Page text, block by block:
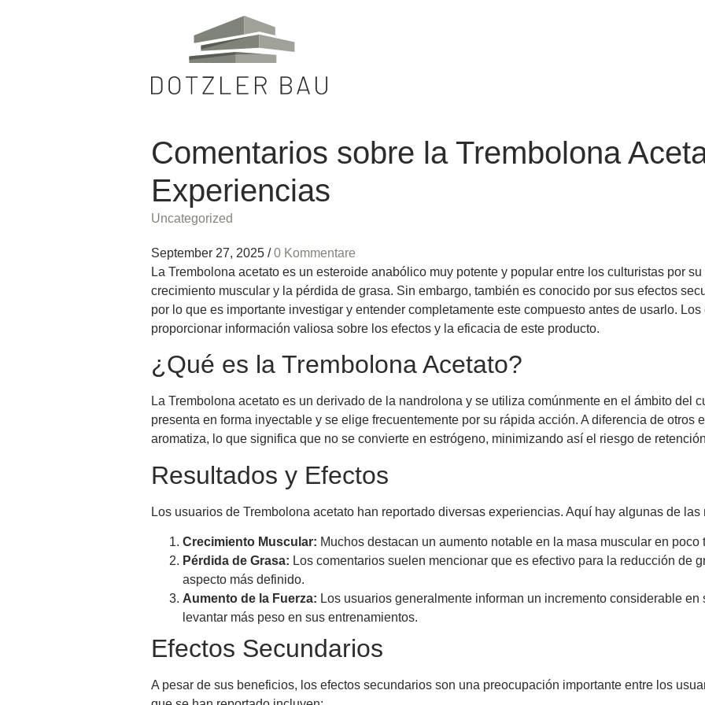
Comentarios sobre la Trembolona
Experiencias
Uncategorized
September 27, 2025 / 0 Kommentare
La Trembolona acetato es un esteroide anabólico muy potente y popular entre los culturistas por
crecimiento muscular y la pérdida de grasa. Sin embargo, también es conocido por sus efectos
por lo que es importante investigar y entender completamente este compuesto antes de usarlo.
proporcionar información valiosa sobre los efectos y la eficacia de este producto.
¿Qué es la Trembolona Acetato?
La Trembolona acetato es un derivado de la nandrolona y se utiliza comúnmente en el ámbito del
presenta en forma inyectable y se elige frecuentemente por su rápida acción. A diferencia de otros
aromatiza, lo que significa que no se convierte en estrógeno, minimizando así el riesgo de
Resultados y Efectos
Los usuarios de Trembolona acetato han reportado diversas experiencias. Aquí hay algunas de las
Crecimiento Muscular: Muchos destacan un aumento notable en la masa muscular en poco
Pérdida de Grasa: Los comentarios suelen mencionar que es efectivo para la reducción de
aspecto más definido.
Aumento de la Fuerza: Los usuarios generalmente informan un incremento considerable en
levantar más peso en sus entrenamientos.
Efectos Secundarios
A pesar de sus beneficios, los efectos secundarios son una preocupación importante entre los